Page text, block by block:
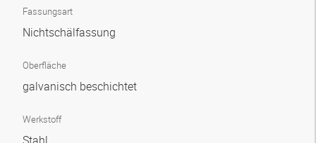
Fassungsart
Nichtschälfassung
Oberfläche
galvanisch beschichtet
Werkstoff